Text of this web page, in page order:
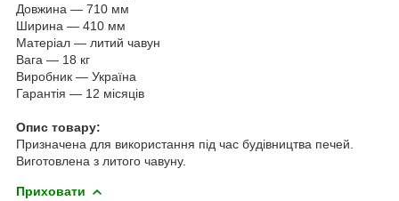
Довжина — 710 мм
Ширина — 410 мм
Матеріал — литий чавун
Вага — 18 кг
Виробник — Україна
Гарантія — 12 місяців
Опис товару:
Призначена для використання під час будівництва печей.
Виготовлена з литого чавуну.
Приховати